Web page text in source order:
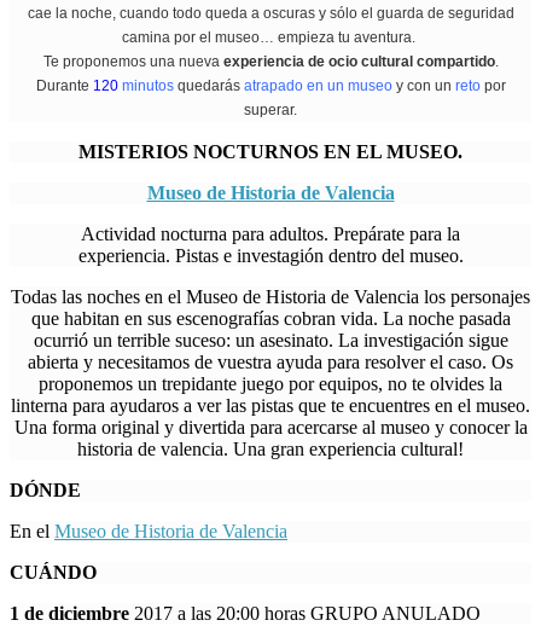
cae la noche, cuando todo queda a oscuras y sólo el guarda de seguridad
camina por el museo… empieza tu aventura.
Te proponemos una nueva experiencia de ocio cultural compartido.
Durante 120minutosquedarás atrapado en un museo y con un retopor
superar.
MISTERIOS NOCTURNOS EN EL MUSEO.
Museo de Historia de Valencia
Actividad nocturna para adultos. Prepárate para la
experiencia. Pistas e investagión dentro del museo.
Todas las noches en el Museo de Historia de Valencia los personajes
que habitan en sus escenografías cobran vida. La noche pasada
ocurrió un terrible suceso: un asesinato. La investigación sigue
abierta y necesitamos de vuestra ayuda para resolver el caso. Os
proponemos un trepidante juego por equipos, no te olvides la
linterna para ayudaros a ver las pistas que te encuentres en el museo.
Una forma original y divertida para acercarse al museo y conocer la
historia de valencia. Una gran experiencia cultural!
DÓNDE
En el Museo de Historia de Valencia
CUÁNDO
1 de diciembre 2017 a las 20:00 horas GRUPO ANULADO